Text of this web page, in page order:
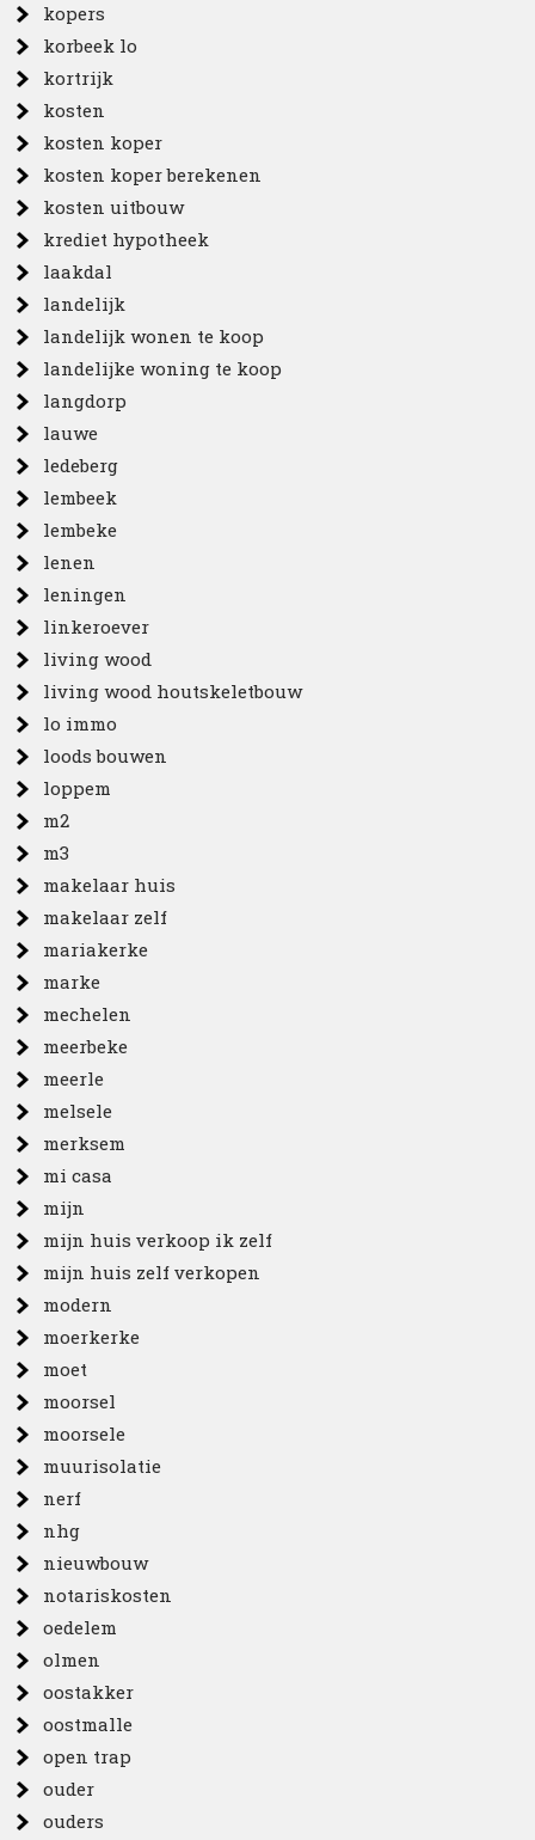
kopers
korbeek lo
kortrijk
kosten
kosten koper
kosten koper berekenen
kosten uitbouw
krediet hypotheek
laakdal
landelijk
landelijk wonen te koop
landelijke woning te koop
langdorp
lauwe
ledeberg
lembeek
lembeke
lenen
leningen
linkeroever
living wood
living wood houtskeletbouw
lo immo
loods bouwen
loppem
m2
m3
makelaar huis
makelaar zelf
mariakerke
marke
mechelen
meerbeke
meerle
melsele
merksem
mi casa
mijn
mijn huis verkoop ik zelf
mijn huis zelf verkopen
modern
moerkerke
moet
moorsel
moorsele
muurisolatie
nerf
nhg
nieuwbouw
notariskosten
oedelem
olmen
oostakker
oostmalle
open trap
ouder
ouders